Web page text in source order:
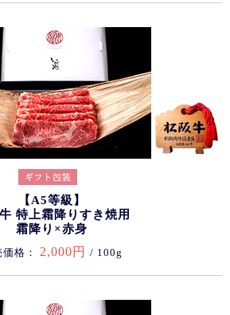
【A5等級】
特上霜降りすき焼用
霜降り×赤身
格： 2,000円 / 100g